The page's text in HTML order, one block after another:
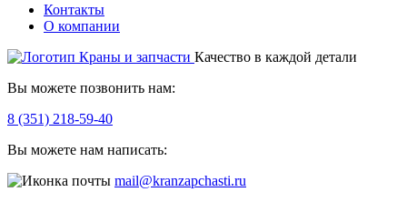
Контакты
О компании
Качество в каждой детали
Вы можете позвонить нам:
8 (351) 218-59-40
Вы можете нам написать:
mail@kranzapchasti.ru